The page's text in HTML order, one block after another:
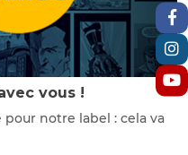
vous !
notre label : cela va